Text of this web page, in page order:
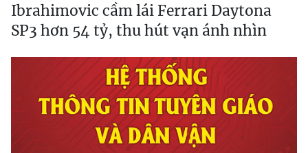
Ibrahimovic cầm lái Ferrari Daytona
SP3 hơn 54 tỷ, thu hút vạn ánh nhìn